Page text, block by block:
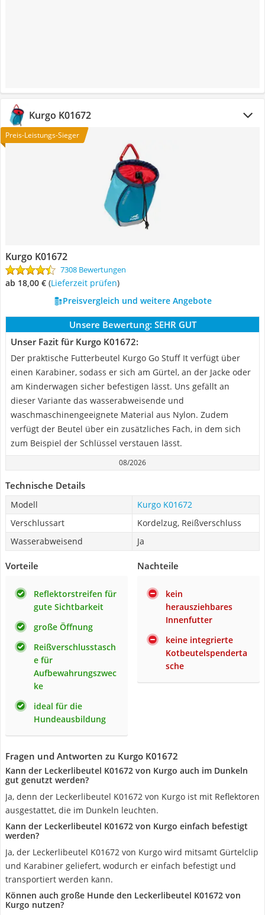
Kurgo K01672
Preis-Leistungs-Sieger
Kurgo K01672
7308 Bewertungen
ab 18,00 € (Lieferzeit prüfen)
Preisvergleich und weitere Angebote
Unsere Bewertung: SEHR GUT
Unser Fazit für Kurgo K01672:
Der praktische Futterbeutel Kurgo Go Stuff It verfügt über
einen Karabiner, sodass er sich am Gürtel, an der Jacke oder
am Kinderwagen sicher befestigen lässt. Uns gefällt an
dieser Variante das wasserabweisende und
waschmaschinengeeignete Material aus Nylon. Zudem
verfügt der Beutel über ein zusätzliches Fach, in dem sich
zum Beispiel der Schlüssel verstauen lässt.
08/2026
Technische Details
Modell
Kurgo K01672
Verschlussart
Kordelzug, Reißverschluss
Wasserabweisend
Ja
Vorteile
Reflektorstreifen für
gute Sichtbarkeit
große Öffnung
Reißverschlusstasch
e für
Aufbewahrungszwec
ke
ideal für die
Hundeausbildung
Nachteile
kein
herausziehbares
Innenfutter
keine integrierte
Kotbeutelspenderta
sche
Fragen und Antworten zu Kurgo K01672
Kann der Leckerlibeutel K01672 von Kurgo auch im Dunkeln
gut genutzt werden?
Ja, denn der Leckerlibeutel K01672 von Kurgo ist mit Reflektoren
ausgestattet, die im Dunkeln leuchten.
Kann der Leckerlibeutel K01672 von Kurgo einfach befestigt
werden?
Ja, der Leckerlibeutel K01672 von Kurgo wird mitsamt Gürtelclip
und Karabiner geliefert, wodurch er einfach befestigt und
transportiert werden kann.
Können auch große Hunde den Leckerlibeutel K01672 von
Kurgo nutzen?